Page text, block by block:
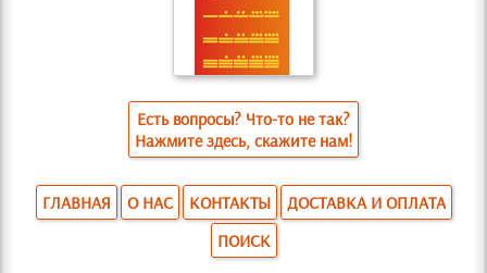
Есть вопросы? Что-то не так?
Нажмите здесь, скажите нам!
ГЛАВНАЯ О НАС КОНТАКТЫ
ДОСТАВКА И ОПЛАТА
ПОИСК